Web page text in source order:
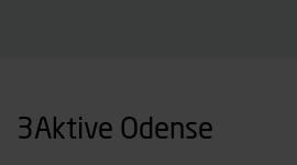
3Aktive Odense